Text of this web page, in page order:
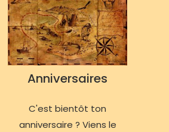
Anniversaires
C'est bientôt ton
anniversaire ? Viens le